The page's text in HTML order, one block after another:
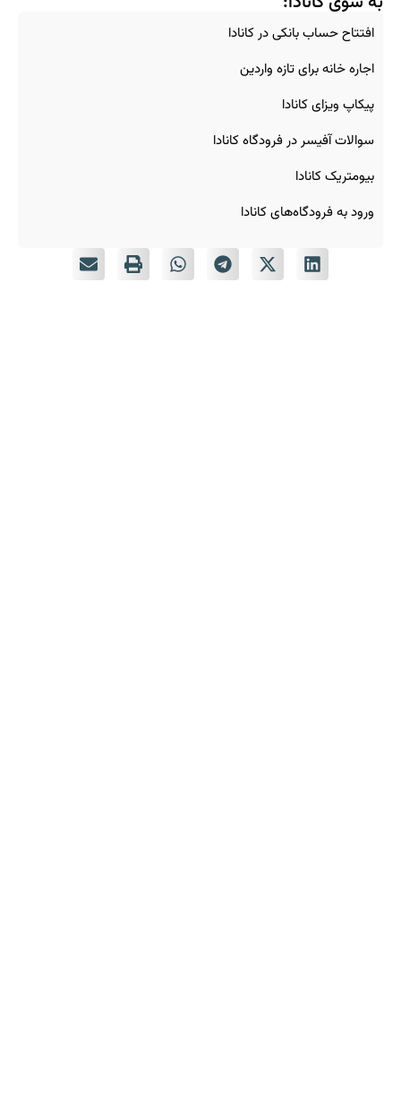
افتتاح حساب بانکی در کانادا
اجاره خانه برای تازه‌ واردین
پیکاپ ویزای کانادا
سوالات آفیسر در فرودگاه کانادا
بیومتریک کانادا
ورود به فرودگاه‌های کانادا